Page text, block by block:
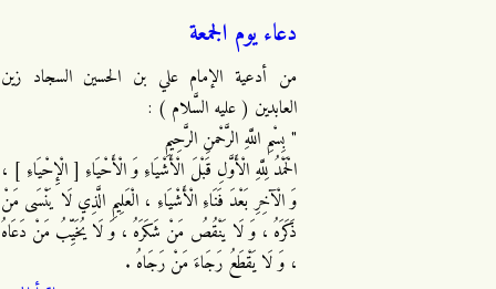
دعاء يوم الجمعة
من أدعية الإمام علي بن الحسين السجاد زين
العابدين ( عليه السَّلام ) :
" بِسْمِ اللَّهِ الرَّحْمنِ الرَّحِيمِ
الْحَمْدُ لِلَّهِ الْأَوَّلِ قَبْلَ الْأَشْيَاءِ وَ الْأَحْيَاءِ [ الْإِحْيَاءِ ] ،
وَ الْآخِرِ بَعْدَ فَنَاءِ الْأَشْيَاءِ ، الْعَلِيمِ الَّذِي لَا يَنْسَى مَنْ
ذَكَرَهُ ، وَ لَا يَنْقُصُ مَنْ شَكَرَهُ ، وَ لَا يُخَيِّبُ مَنْ دَعَاهُ
، وَ لَا يَقْطَعُ رَجَاءَ مَنْ رَجَاهُ .